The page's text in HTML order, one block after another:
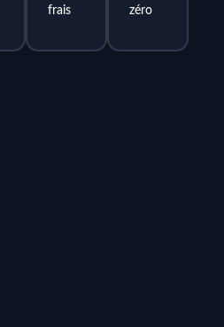
frais
zéro